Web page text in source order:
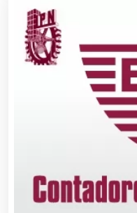
Artes Gráficas
Artesanías